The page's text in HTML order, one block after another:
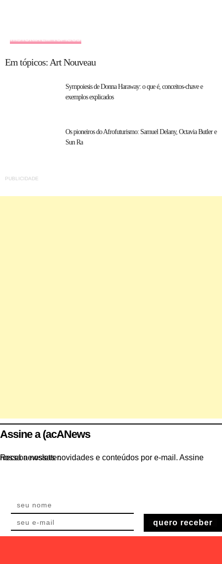
HISTÓRIA EM TÓPICOS
Em tópicos: Art Nouveau
Sympoiesis de Donna Haraway: o que é, conceitos-chave e
exemplos explicados
Os pioneiros do Afrofuturismo: Samuel Delany, Octavia Butler e
Sun Ra
PUBLICIDADE
Assine a (acANews
Receba nossas novidades e conteúdos por e-mail. Assine nossa newsletter.
quero receber